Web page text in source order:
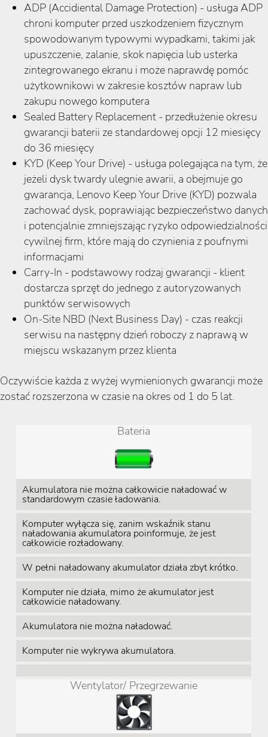
ADP (Accidiental Damage Protection) - usługa ADP
chroni komputer przed uszkodzeniem fizycznym
spowodowanym typowymi wypadkami, takimi jak
upuszczenie, zalanie, skok napięcia lub usterka
zintegrowanego ekranu i może naprawdę pomóc
użytkownikowi w zakresie kosztów napraw lub
zakupu nowego komputera
Sealed Battery Replacement - przedłużenie okresu
gwarancji baterii ze standardowej opcji 12 miesięcy
do 36 miesięcy
KYD (Keep Your Drive) - usługa polegająca na tym, że
jeżeli dysk twardy ulegnie awarii, a obejmuje go
gwarancja, Lenovo Keep Your Drive (KYD) pozwala
zachować dysk, poprawiając bezpieczeństwo danych
i potencjalnie zmniejszając ryzyko odpowiedzialności
cywilnej firm, które mają do czynienia z poufnymi
informacjami
Carry-In - podstawowy rodzaj gwarancji - klient
dostarcza sprzęt do jednego z autoryzowanych
punktów serwisowych
On-Site NBD (Next Business Day) - czas reakcji
serwisu na następny dzień roboczy z naprawą w
miejscu wskazanym przez klienta
Oczywiście każda z wyżej wymienionych gwarancji może
zostać rozszerzona w czasie na okres od 1 do 5 lat.
Bateria
Akumulatora nie można całkowicie naładować w
standardowym czasie ładowania.
Komputer wyłącza się, zanim wskaźnik stanu
naładowania akumulatora poinformuje, że jest
całkowicie rozładowany.
W pełni naładowany akumulator działa zbyt krótko.
Komputer nie działa, mimo że akumulator jest
całkowicie naładowany.
Akumulatora nie można naładować.
Komputer nie wykrywa akumulatora.
Wentylator/ Przegrzewanie